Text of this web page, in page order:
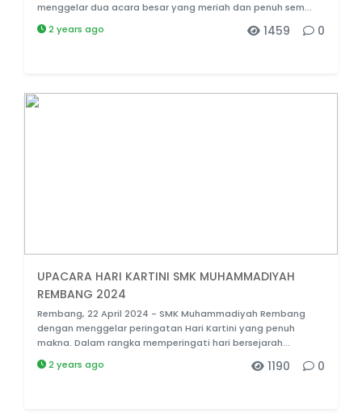
menggelar dua acara besar yang meriah dan penuh sem...
2 years ago
0
1459
UPACARA HARI KARTINI SMK MUHAMMADIYAH
REMBANG 2024
Rembang, 22 April 2024 - SMK Muhammadiyah Rembang
dengan menggelar peringatan Hari Kartini yang penuh
makna. Dalam rangka memperingati hari bersejarah...
2 years ago
0
1190